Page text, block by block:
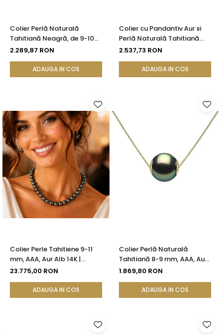
Colier Perlă Naturală
Tahitiană Neagră, de 9-10
mm, Calitate AAA, Aur
KASKADDA®
2.289,87 RON
ADAUGA IN COS
Colier cu Pandantiv Aur si
Perlă Naturală Tahitiană
Neagră, de 10-11 mm, AAA,
Pandantiv | KASKADDA®
2.537,73 RON
ADAUGA IN COS
Colier Perle Tahitiene 9-11
mm, AAA, Aur Alb 14K |
KASKADDA®
23.775,00 RON
ADAUGA IN COS
Colier Perlă Naturală
Tahitiană 8-9 mm, AAA, Aur
Galben 14K | KASKADDA®
1.869,80 RON
ADAUGA IN COS